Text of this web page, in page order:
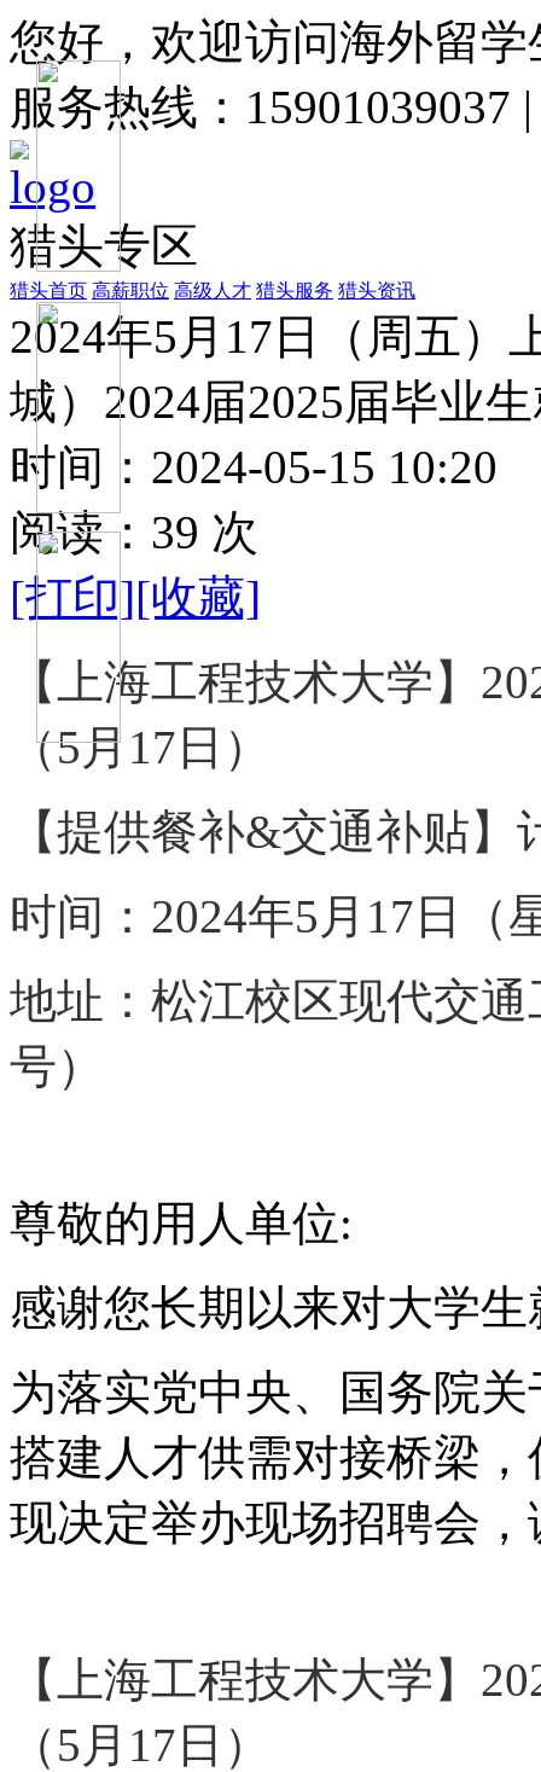
您好，欢迎访问海外留
服务热线：15901039037
猎头专区
猎头首页 高薪职位 高级人才 猎头服务 猎头资讯
2024年5月17日（周五）
城）2024届2025届毕业
时间：2024-05-15 10:20
阅读： 39 次
[打印][收藏]
【上海工程技术大学】
（5月17 日）
【提供餐补&交通补贴】
时间 ： 2024年5月17 日（
地址 ： 松江校区现代交
号）
尊敬的用人单位:
感谢您长期以来对大学生
为落实党中央、国务院
搭建人才供需对接桥梁
现决定举办现场招聘会
【上海工程技术大学】
（5月17 日）